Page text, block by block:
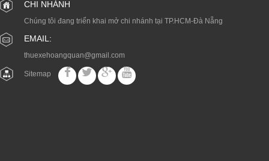
CHI NHÁNH
Chúng tôi đang triển khai mở chi nhánh tại TP.HCM-Đà Nẵng
EMAIL:
thuexehoangquan@gmail.com
Sitemap